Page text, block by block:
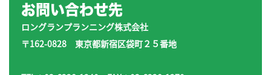
お問い合わせ先
ロングランプランニング株式会社
〒162-0828 東京都新宿区袋町２５番地